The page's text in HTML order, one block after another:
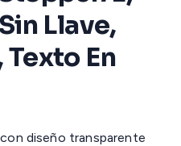
Llave,
En
diseño transparente